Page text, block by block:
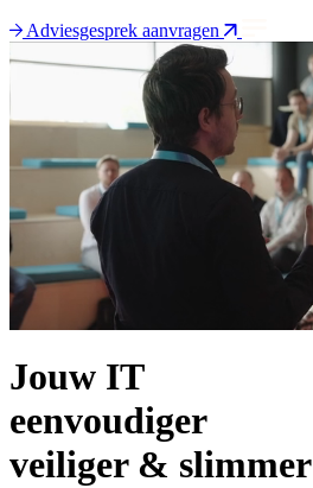
Adviesgesprek aanvragen
Jouw IT
eenvoudiger
veiliger & slimmer